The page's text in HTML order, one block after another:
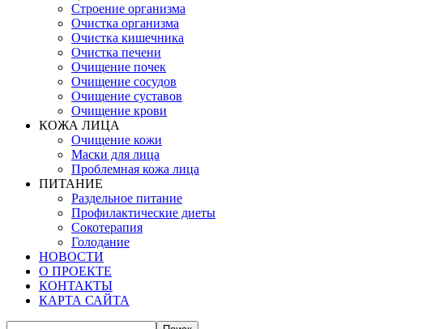
Строение организма
Очистка организма
Очистка кишечника
Очистка печени
Очищение почек
Очищение сосудов
Очищение суставов
Очищение крови
КОЖА ЛИЦА
Очищение кожи
Маски для лица
Проблемная кожа лица
ПИТАНИЕ
Раздельное питание
Профилактические диеты
Сокотерапия
Голодание
НОВОСТИ
О ПРОЕКТЕ
КОНТАКТЫ
КАРТА САЙТА